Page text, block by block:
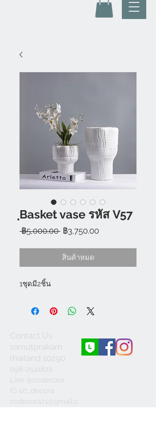
ฺBasket vase รหัส V57
฿5,000.00 ราคา
฿3,750.00ราคา
สินค้าหมด
1ชุดมี2ชิ้น
Contact Us
samutprakarn
thailand 10290
098-2541822
Line @ccdecora
IG cc_decora
ccdecora21@gmail.c